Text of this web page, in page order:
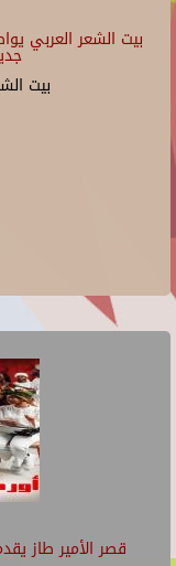
بيت الشعر العربي
بيت
قصر الأمير طاز